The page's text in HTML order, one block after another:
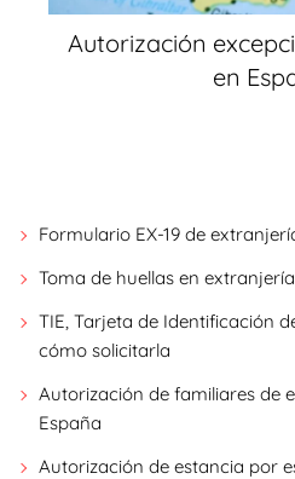
Autorización
en
Formulario EX-19 de
Toma de huellas en
TIE, Tarjeta de Identificación
cómo solicitarla
Autorización de familiares de
España
Autorización de estancia por